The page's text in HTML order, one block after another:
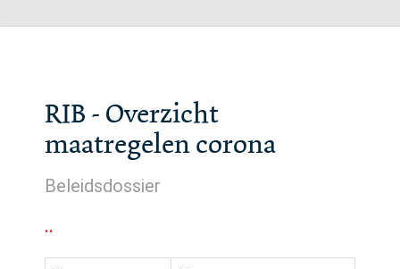
RIB - Overzicht
maatregelen corona
Beleidsdossier
..